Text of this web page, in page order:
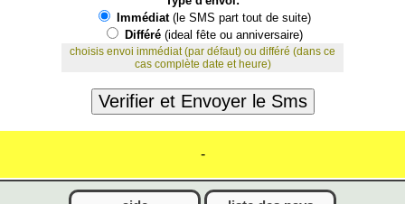
Immédiat(le SMS part tout de suite)
Différé (ideal fête ou anniversaire)
choisis envoi immédiat (par défaut) ou différé (dans ce
cas complète date et heure)
-